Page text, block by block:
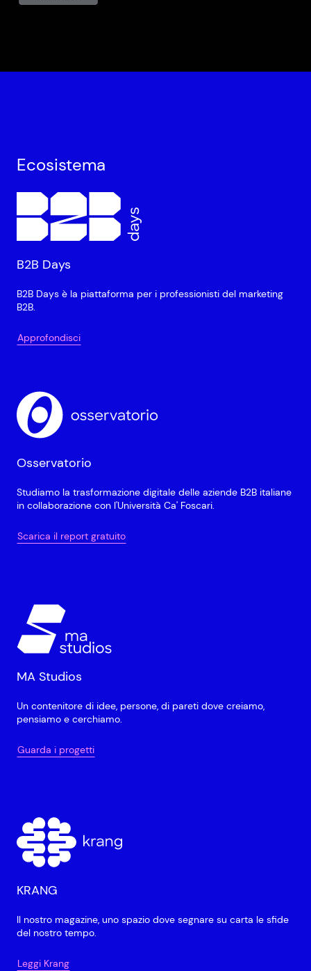
Ecosistema
B2B Days
B2B Days è la piattaforma per i professionisti del marketing
B2B.
Approfondisci
Osservatorio
Studiamo la trasformazione digitale delle aziende B2B italiane
in collaborazione con l'Università Ca' Foscari.
Scarica il report gratuito
MA Studios
Un contenitore di idee, persone, di pareti dove creiamo,
pensiamo e cerchiamo.
Guarda i progetti
KRANG
Il nostro magazine, uno spazio dove segnare su carta le sfide
del nostro tempo.
Leggi Krang